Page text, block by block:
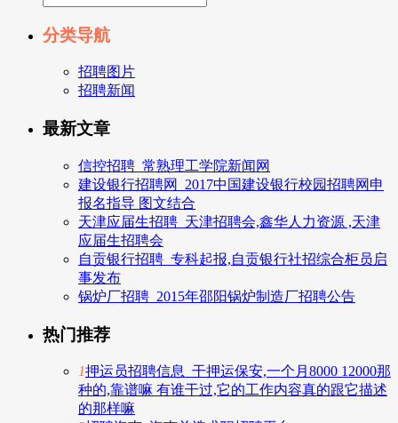
分类导航
招聘图片
招聘新闻
最新文章
信控招聘_常熟理工学院新闻网
建设银行招聘网_2017中国建设银行校园招聘网申
报名指导 图文结合
天津应届生招聘_天津招聘会,鑫华人力资源 ,天津
应届生招聘会
自贡银行招聘_专科起报,自贡银行社招综合柜员启
事发布
锅炉厂招聘_2015年邵阳锅炉制造厂招聘公告
热门推荐
1押运员招聘信息_干押运保安,一个月8000 12000那
种的,靠谱嘛 有谁干过,它的工作内容真的跟它描述
的那样嘛